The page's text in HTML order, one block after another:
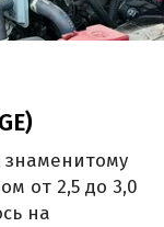
знаменитому
от 2,5 до 3,0
на